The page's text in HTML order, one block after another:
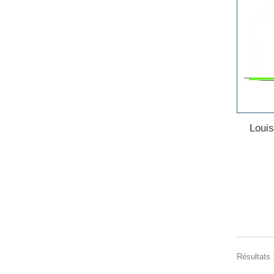
Résultats